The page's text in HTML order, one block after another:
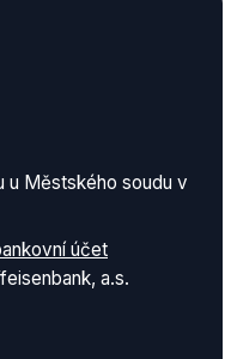
u Městského soudu v
účet
a.s.